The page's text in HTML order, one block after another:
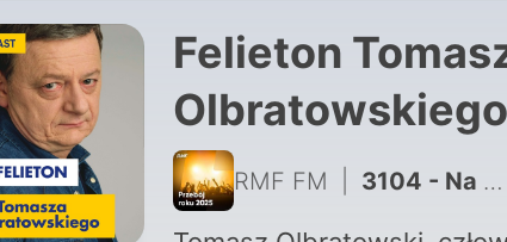
Felieton
Olbratowskiego
RMF FM 3104 - Na wakacje